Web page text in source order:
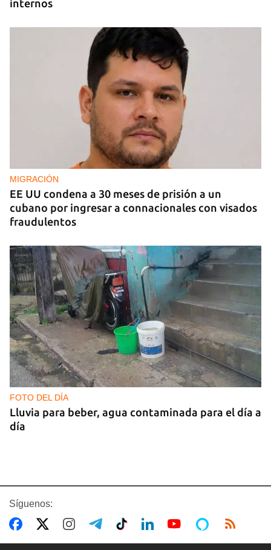
internos
MIGRACIÓN
EE UU condena a 30 meses de prisión a un
cubano por ingresar a connacionales con visados
fraudulentos
FOTO DEL DÍA
Lluvia para beber, agua contaminada para el día a
día
Síguenos: